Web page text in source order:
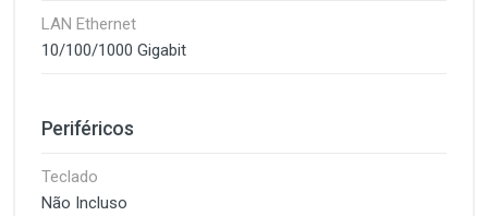
LAN Ethernet
10/100/1000 Gigabit
Periféricos
Teclado
Não Incluso